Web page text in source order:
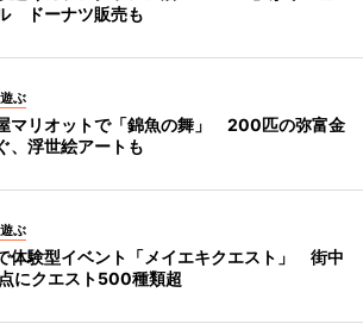
ドーナツ販売も
ぶ
マリオットで「錦魚の舞」 200匹の弥富金
、浮世絵アートも
ぶ
体験型イベント「メイエキクエスト」 街中
にクエスト500種類超